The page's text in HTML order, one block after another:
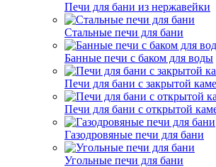
Печи для бани из нержавейки
Стальные печи для бани
Банные печи с баком для воды
Печи для бани с закрытой
Печи для бани с открытой
Газодровяные печи для бани
Угольные печи для бани